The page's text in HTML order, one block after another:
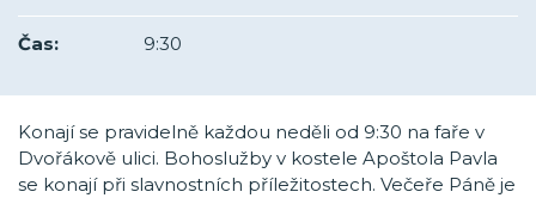
Čas: 9:30
Konají se pravidelně každou neděli od 9:30 na faře v
Dvořákově ulici. Bohoslužby v kostele Apoštola Pavla
se konají při slavnostních příležitostech. Večeře Páně je